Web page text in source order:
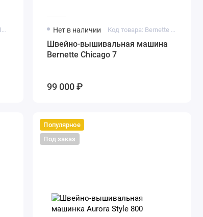
Нет в наличии
Швейно-вышивальная машина
Bernette Chicago 7
99 000 ₽
Популярное
Под заказ